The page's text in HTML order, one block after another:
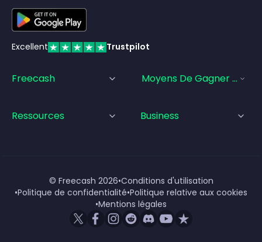
Excellent Trustpilot
Freecash Moyens De Gagner De
Ressources Business
© Freecash 2026•Conditions d'utilisation
•Politique de confidentialité•Politique relative aux cookies
•Mentions légales